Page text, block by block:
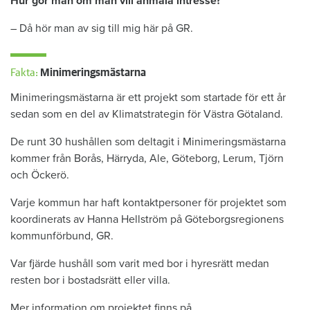
– Då hör man av sig till mig här på GR.
Fakta: Minimeringsmästarna
Minimeringsmästarna är ett projekt som startade för ett år
sedan som en del av Klimatstrategin för Västra Götaland.
De runt 30 hushållen som deltagit i Minimeringsmästarna
kommer från Borås, Härryda, Ale, Göteborg, Lerum, Tjörn
och Öckerö.
Varje kommun har haft kontaktpersoner för projektet som
koordinerats av Hanna Hellström på Göteborgsregionens
kommunförbund, GR.
Var fjärde hushåll som varit med bor i hyresrätt medan
resten bor i bostadsrätt eller villa.